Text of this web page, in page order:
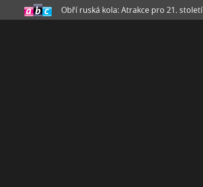
Obří ruská kola: Atrakce pro 21. století